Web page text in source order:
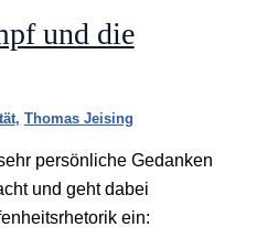
und die
, Thomas Jeising
persönliche Gedanken
und geht dabei
ein: